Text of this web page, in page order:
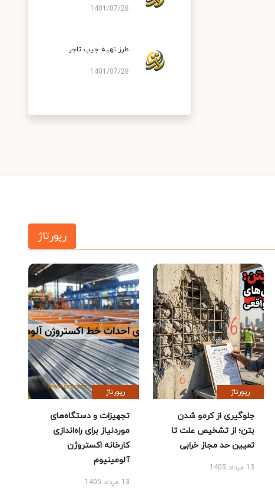
1401/07/28
طرز تهیه جیب تاجر
1401/07/28
رپورتاژ
رپورتاژ
جلوگیری از کرمو شدن
بتن؛ از تشخیص علت تا
تعیین حد مجاز خرابی
13 مرداد 1405
رپورتاژ
تجهیزات و دستگاه‌های
موردنیاز برای راه‌اندازی
کارخانه اکستروژن
آلومینیوم
13 مرداد 1405